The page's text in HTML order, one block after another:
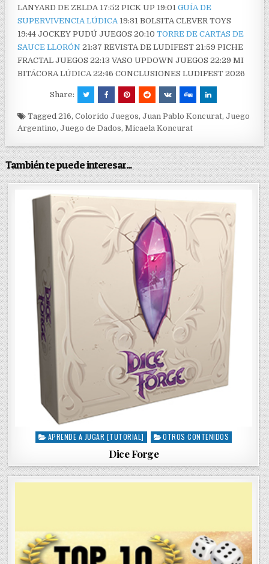
LANYARD DE ZELDA 17:52 PICK UP 19:01GUÍA DE
SUPERVIVENCIA LÚDICA19:31 BOLSITA CLEVER TOYS
19:44 JOCKEY PUDÚ JUEGOS 20:10TORRE DE CARTAS DE
SAUCE LLORÓN 21:37 REVISTA DE LUDIFEST 21:59 PICHE
FRACTAL JUEGOS 22:13 VASO UPDOWN JUEGOS 22:29 MI
BITÁCORA LÚDICA 22:46 CONCLUSIONES LUDIFEST 2026
Share:
Tagged216,Colorido Juegos,Juan Pablo Koncurat,Juego
Argentino,Juego de Dados,Micaela Koncurat
También te puede interesar...
P
t
e
APRENDE A JUGAR [TUTORIAL] OTROS CONTENIDOS
Dice Forge